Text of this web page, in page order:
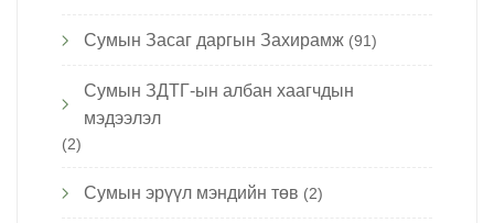
Сумын Засаг даргын Захирамж (91)
Сумын ЗДТГ-ын албан хаагчдын
мэдээлэл
(2)
Сумын эрүүл мэндийн төв (2)